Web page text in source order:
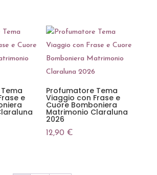
e
Profumatore Tema
Viaggio con Frase e
Cuore Bomboniera
Matrimonio Claraluna
2026
12,90€